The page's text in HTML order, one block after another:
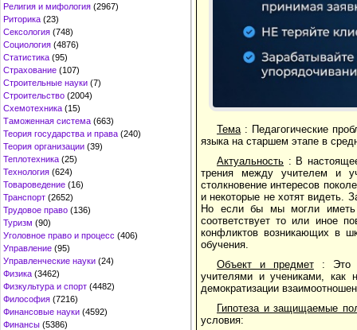
Религия и мифология (2967)
Риторика (23)
Сексология (748)
Социология (4876)
Статистика (95)
Страхование (107)
Строительные науки (7)
Строительство (2004)
Схемотехника (15)
Таможенная система (663)
Теория государства и права (240)
Теория организации (39)
Теплотехника (25)
Технология (624)
Товароведение (16)
Транспорт (2652)
Трудовое право (136)
Туризм (90)
Уголовное право и процесс (406)
Управление (95)
Управленческие науки (24)
Физика (3462)
Физкультура и спорт (4482)
Философия (7216)
Финансовые науки (4592)
Финансы (5386)
Тема: Педагогические
языка на старшем этапе в
Актуальность : В
трения между учителем и
столкновение интересов
и некоторые не хотят видеть.
Но если бы мы могли иметь
соответствует то или иное
конфликтов возникающих в
обучения.
Объект и предмет: Это
учителями и учениками, как
демократизации
Гипотеза и защищаемые
условия: